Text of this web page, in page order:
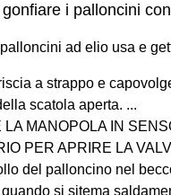
i palloncini
ad elio usa e
a strappo e
scatola aperta. ...
LA MANOPOLA IN
PER APRIRE LA
del palloncino nel
si sitema